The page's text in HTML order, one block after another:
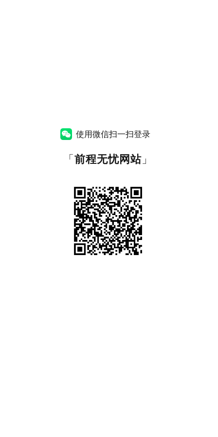
使用微信扫一扫登录
「前程无忧网站」